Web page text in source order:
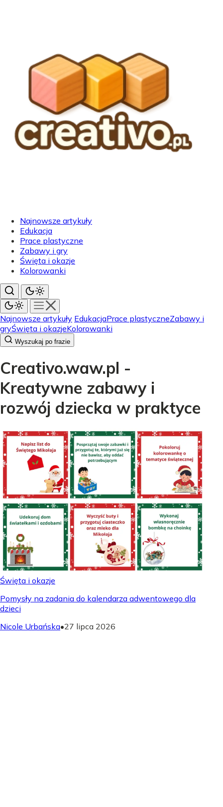
Najnowsze artykuły
Edukacja
Prace plastyczne
Zabawy i gry
Święta i okazje
Kolorowanki
Najnowsze artykuły EdukacjaPrace plastyczneZabawy i
gryŚwięta i okazjeKolorowanki
Wyszukaj po frazie
Creativo.waw.pl -
Kreatywne zabawy i
rozwój dziecka w praktyce
Święta i okazje
Pomysły na zadania do kalendarza adwentowego dla
dzieci
Nicole Urbańska•27 lipca 2026